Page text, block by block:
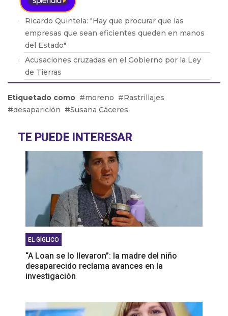
Ricardo Quintela: "Hay que procurar que las
empresas que sean eficientes queden en manos
del Estado"
Acusaciones cruzadas en el Gobierno por la Ley
de Tierras
los dichos de Milei
Adicciones: Cómo detectar que el consumo se
El drama de los 9 en Boca: De la lesión de Cavani
al presente de Bareiro
Etiquetado como moreno
Rastrillajes
desaparición
Susana Cáceres
TE PUEDE INTERESAR
EL GÍGLICO
“A Loan se lo llevaron”: la madre del niño
desaparecido reclama avances en la
investigación